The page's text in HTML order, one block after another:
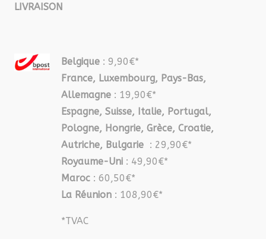
LIVRAISON
Belgique : 9,90€*
France, Luxembourg, Pays-Bas,
Allemagne : 19,90€*
Espagne, Suisse, Italie, Portugal,
Pologne, Hongrie, Grèce, Croatie,
Autriche, Bulgarie : 29,90€*
Royaume-Uni : 49,90€*
Maroc : 60,50€*
La Réunion : 108,90€*
*TVAC